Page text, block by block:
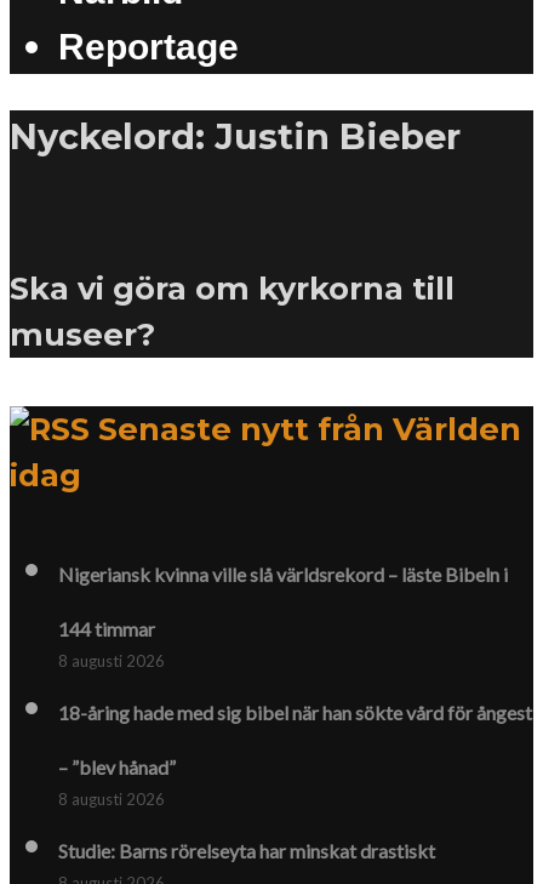
Reportage
Nyckelord: Justin Bieber
Ska vi göra om kyrkorna till
museer?
Senaste nytt från Världen
idag
Nigeriansk kvinna ville slå världs­rekord – läste Bibeln i
144 timmar
8 augusti 2026
18-åring hade med sig bibel när han sökte vård för ångest
– ”blev hånad”
8 augusti 2026
Studie: Barns rörelseyta har minskat drastiskt